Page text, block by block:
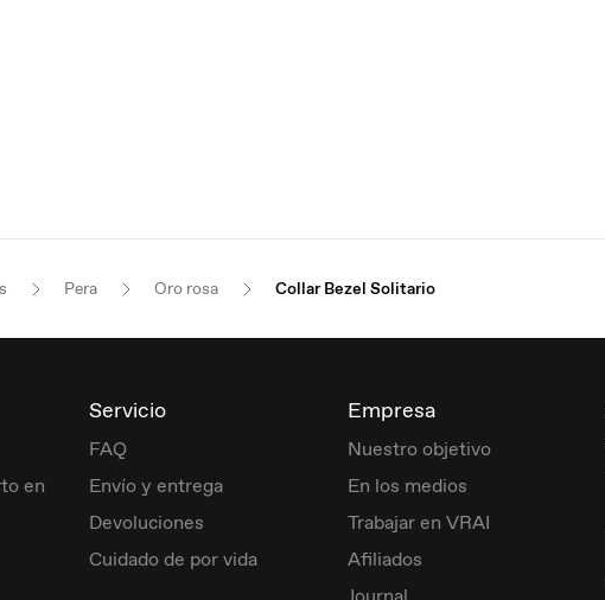
Pera Oro rosa Collar Bezel Solitario
en
Servicio
FAQ
Envío y entrega
Devoluciones
Cuidado de por vida
Empresa
Nuestro objetivo
En los medios
Trabajar en VRAI
Afiliados